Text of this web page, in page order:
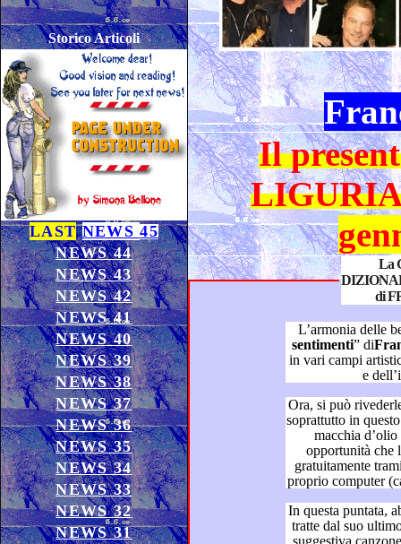
Storico Articoli
LAST NEWS45
NEWS 44
NEWS 43
NEWS 42
NEWS 41
NEWS 40
NEWS 39
NEWS 38
NEWS 37
NEWS 36
NEWS 35
NEWS 34
NEWS 33
NEWS 32
NEWS 31
Il
La
di
L’armonia delle
sentimenti” di
in vari campi artistici, infonde il piacere dell’amicizia
e
Ora, si può rivederle più volte,
soprattutto in questo ultimo anno si sono moltiplicati a
macchia d’olio mondiale: sfruttando le varie
opportunità che la
In questa puntata, abbiamo
tratte dal